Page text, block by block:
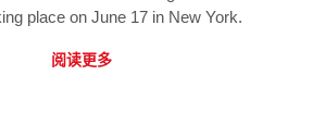
place on June 17 in New York.
阅读更多